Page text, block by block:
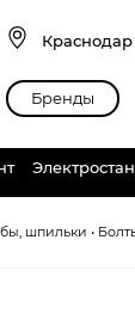
Краснодар
Бренды
шпильки •